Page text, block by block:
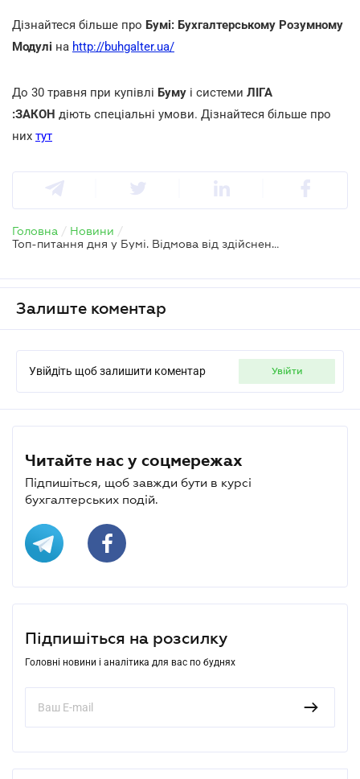
Дізнайтеся більше про Бумі: Бухгалтерському Розумному
Модулі на http://buhgalter.ua/
До 30 травня при купівлі Буму і системи ЛІГА
:ЗАКОН діють спеціальні умови. Дізнайтеся більше про
них тут
Головна / Новини /
Топ-питання дня у Бумі. Відмова від здійснення страхових виплат
Залиште коментар
Увійдіть щоб залишити коментар увійти
Читайте нас у соцмережах
Підпишіться, щоб завжди бути в курсі
бухгалтерських подій.
Підпишіться на розсилку
Головні новини і аналітика для вас по буднях